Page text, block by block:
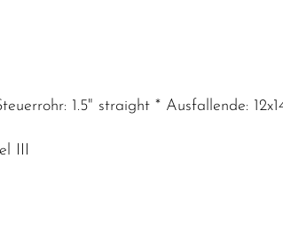
1.5" straight * Ausfallende:
III